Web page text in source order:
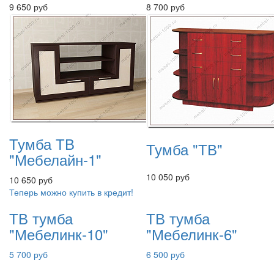
9 650 руб 8 700 руб
Тумба ТВ
"Мебелайн-1"
10 650 руб
Тумба "ТВ"
10 050 руб
Теперь можно купить в кредит!
ТВ тумба
"Мебелинк-10"
5 700 руб
ТВ тумба
"Мебелинк-6"
6 500 руб